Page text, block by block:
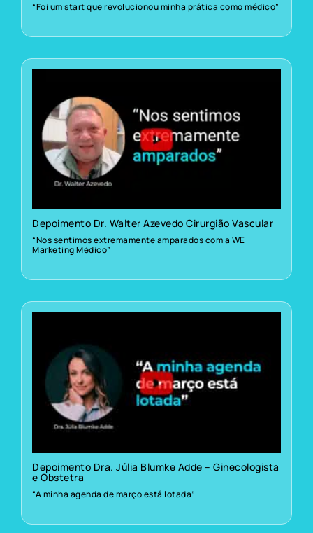
“Foi um start que revolucionou minha prática como médico”
Depoimento Dr. Walter Azevedo Cirurgião Vascular
“Nos sentimos extremamente amparados com a WE
Marketing Médico”
Depoimento Dra. Júlia Blumke Adde – Ginecologista
e Obstetra
“A minha agenda de março está lotada”